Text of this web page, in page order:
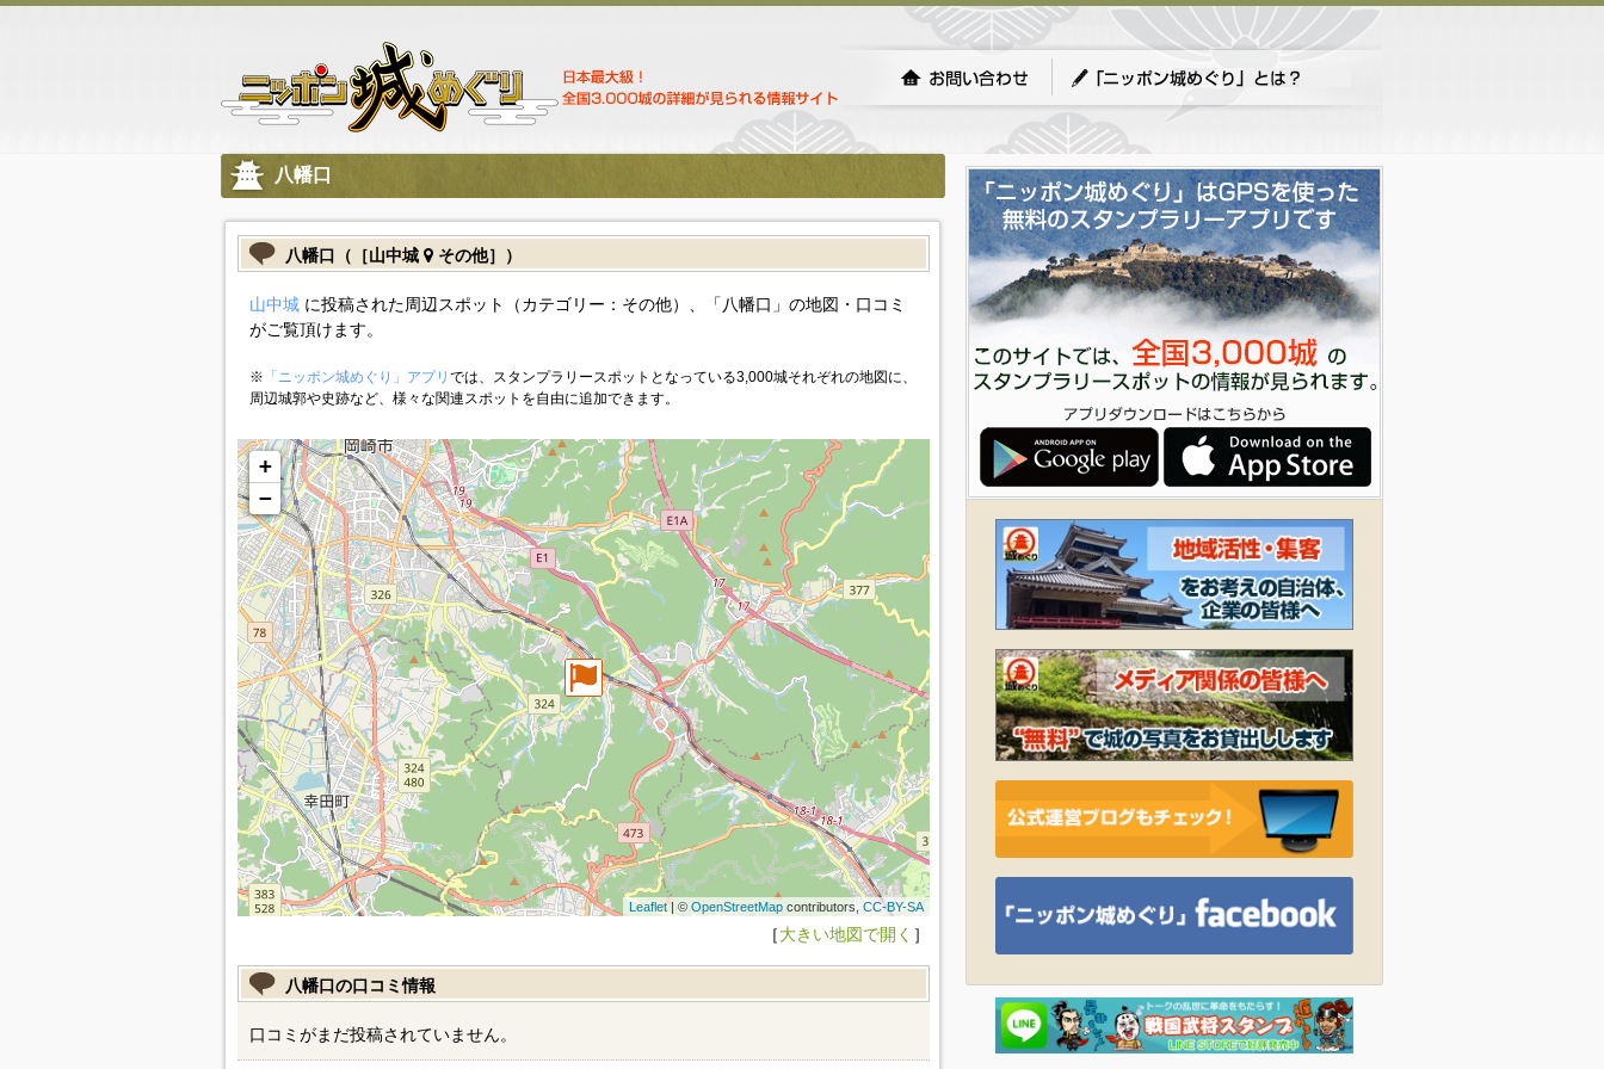
八幡口
八幡口（［山中城 その他］）
山中城に投稿された周辺スポット（カテゴリー：その他）、「八幡口」の地図・口コミ
がご覧頂けます。
※ 「ニッポン城めぐり」アプリ では、スタンプラリースポットとなっている3,000城それぞれの地図に、
周辺城郭や史跡など、様々な関連スポットを自由に追加できます。
+
−
Leaflet| © OpenStreetMapcontributors, CC-BY-SA
［大きい地図で開く ］
八幡口の口コミ情報
口コミがまだ投稿されていません。